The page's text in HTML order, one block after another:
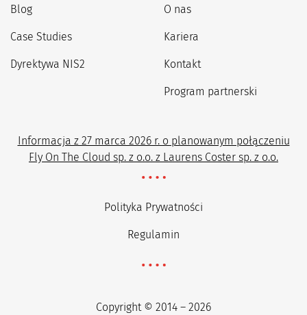
Blog
Case Studies
Dyrektywa NIS2
O nas
Kariera
Kontakt
Program partnerski
Informacja z 27 marca 2026 r. o planowanym połączeniu
Fly On The Cloud sp. z o.o. z Laurens Coster sp. z o.o.
Polityka Prywatności
Regulamin
Copyright © 2014 – 2026